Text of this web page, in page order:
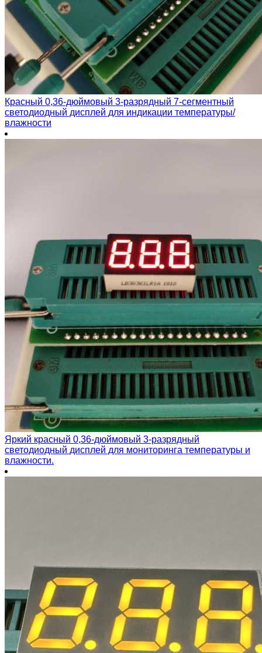
Красный 0,36-дюймовый 3-разрядный 7-сегментный
светодиодный дисплей для индикации температуры/
влажности
Яркий красный 0,36-дюймовый 3-разрядный
светодиодный дисплей для мониторинга температуры и
влажности.